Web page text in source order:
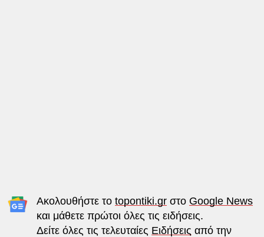
Ακολουθήστε το topontiki.grστο Google News
και μάθετε πρώτοι όλες τις ειδήσεις.
Δείτε όλες τις τελευταίες Ειδήσεις από την